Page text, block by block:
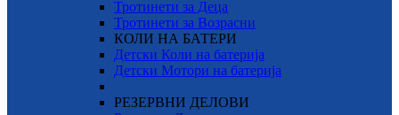
Тротинети за Деца
Тротинети за Возрасни
КОЛИ НА БАТЕРИ
Детски Коли на батерија
Детски Мотори на батерија
РЕЗЕРВНИ ДЕЛОВИ